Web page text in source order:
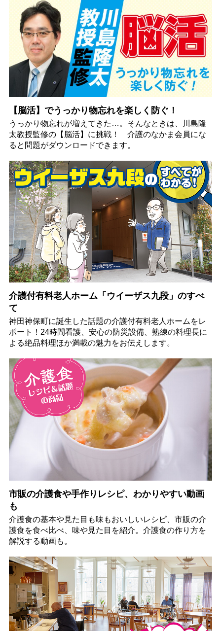
【脳活】でうっかり物忘れを楽しく防ぐ！
うっかり物忘れが増えてきた…。そんなときは、川島隆
太教授監修の【脳活】に挑戦！ 介護のなかま会員にな
ると問題がダウンロードできます。
介護付有料老人ホーム「ウイーザス九段」のすべ
て
神田神保町に誕生した話題の介護付有料老人ホームをレ
ポート！24時間看護、安心の防災設備、熟練の料理長に
よる絶品料理ほか満載の魅力をお伝えします。
市販の介護食や手作りレシピ、わかりやすい動画
も
介護食の基本や見た目も味もおいしいレシピ、市販の介
護食を食べ比べ、味や見た目を紹介。介護食の作り方を
解説する動画も。